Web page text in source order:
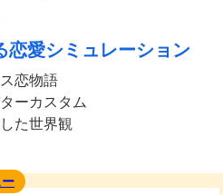
恋愛シミュレーション
恋物語
ーカスタム
た世界観